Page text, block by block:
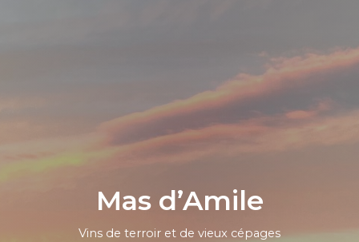
Mas d’Amile
Vins de terroir et de vieux cépages